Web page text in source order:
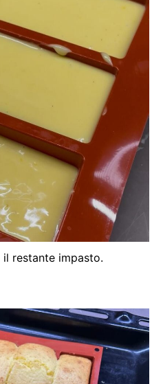
restante impasto.